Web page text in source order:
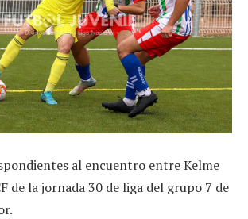
al encuentro entre Kelme
de la jornada 30 de liga del grupo 7 de